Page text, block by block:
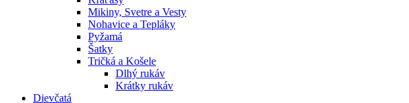
Mikiny, Svetre a Vesty
Nohavice a Tepláky
Pyžamá
Šatky
Tričká a Košele
Dlhý rukáv
Krátky rukáv
Dievčatá